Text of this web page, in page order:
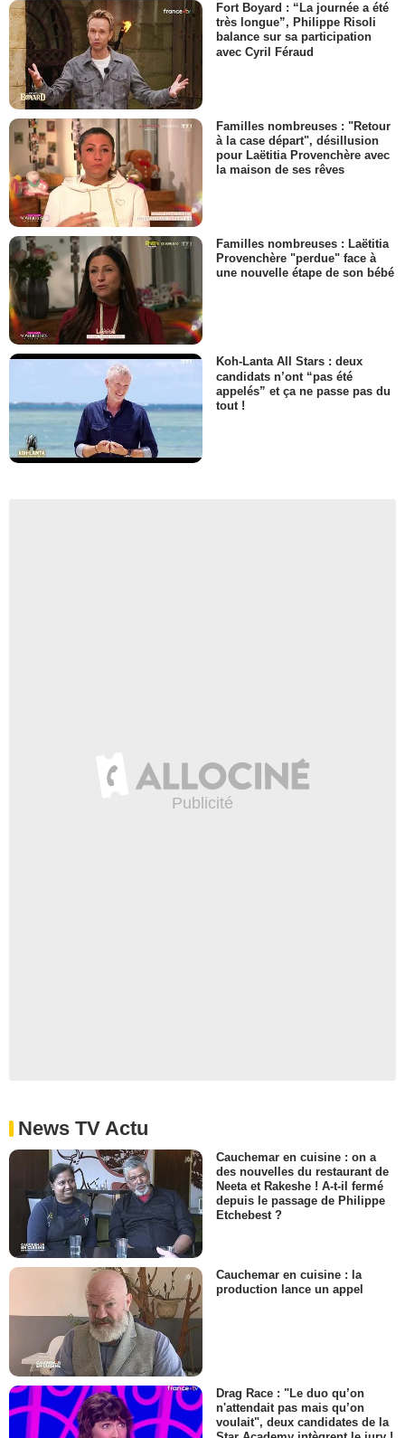
Fort Boyard : “La journée a été
très longue”, Philippe Risoli
balance sur sa participation
avec Cyril Féraud
Familles nombreuses : "Retour
à la case départ", désillusion
pour Laëtitia Provenchère avec
la maison de ses rêves
Familles nombreuses : Laëtitia
Provenchère "perdue" face à
une nouvelle étape de son bébé
Koh-Lanta All Stars : deux
candidats n’ont “pas été
appelés” et ça ne passe pas du
tout !
News TV Actu
Cauchemar en cuisine : on a
des nouvelles du restaurant de
Neeta et Rakeshe ! A-t-il fermé
depuis le passage de Philippe
Etchebest ?
Cauchemar en cuisine : la
production lance un appel
Drag Race : "Le duo qu’on
n'attendait pas mais qu’on
voulait", deux candidates de la